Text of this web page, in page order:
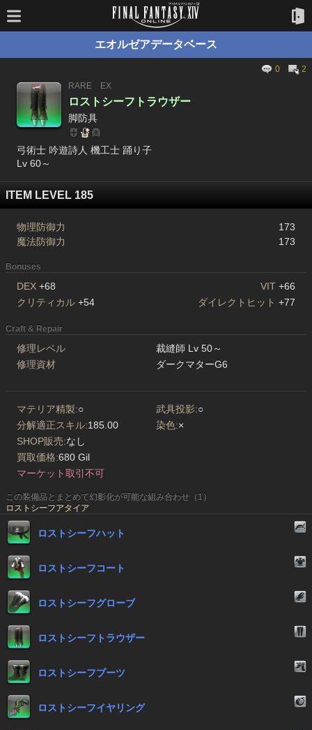
エオルゼアデータベース
0
2
RARE
EX
ロストシーフトラウザー
脚防具
弓術士 吟遊詩人 機工士 踊り子
Lv 60～
ITEM LEVEL 185
物理防御力
173
魔法防御力
173
Bonuses
DEX +68 VIT +66
クリティカル +54 ダイレクトヒット +77
Craft & Repair
修理レベル
裁縫師 Lv 50～
修理資材
ダークマターG6
マテリア精製:○ 武具投影:○
分解適正スキル:185.00 染色:×
SHOP販売:なし
買取価格:680 Gil
マーケット取引不可
この装備品とまとめて幻影化が可能な組み合わせ（1）
ロストシーフアタイア
ロストシーフハット
ロストシーフコート
ロストシーフグローブ
ロストシーフトラウザー
ロストシーフブーツ
ロストシーフイヤリング